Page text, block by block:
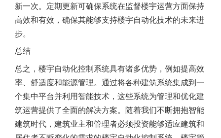
新一次。定期更新可确保系统在监督楼宇运营方面保持
高效和有效，确保其能够支持楼宇自动化技术的未来进
步。
总结
总之，楼宇自动化控制系统具有诸多优势，例如提高效
率、舒适度和能源管理。通过将各种建筑系统集成到一
个集中平台并利用智能技术，这些系统为管理和优化建
筑运营提供了全面的解决方案。随着我们不断拥抱智能
建筑时代，建筑业主和管理者必须投资能够适应建筑和